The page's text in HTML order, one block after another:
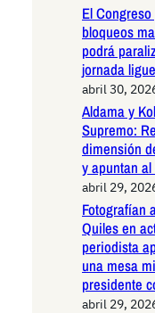
El
bloqueos
podrá
jornada
abril 30,
Aldama y
Supremo:
dimensión
y apuntan
abril 29,
Fotografían
Quiles en
periodista
una mesa
presidente
abril 29,